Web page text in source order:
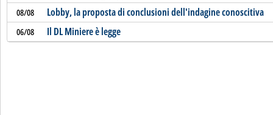
08/08 Lobby, la proposta di conclusioni dell'indagine conoscitiva
06/08 Il DL Miniere è legge